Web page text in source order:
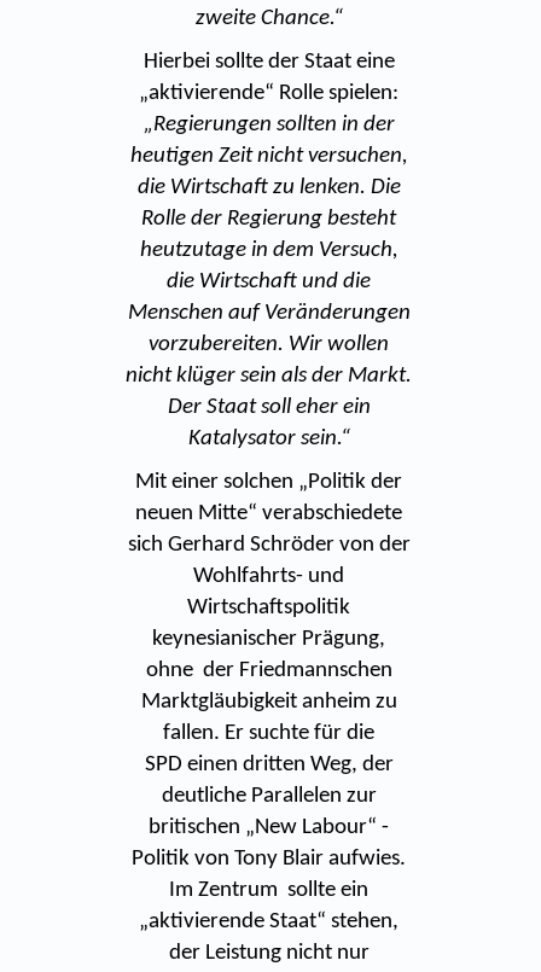
zweite Chance.“
Hierbei sollte der Staat eine
„aktivierende“ Rolle spielen:
„Regierungen sollten in der
heutigen Zeit nicht versuchen,
die Wirtschaft zu lenken. Die
Rolle der Regierung besteht
heutzutage in dem Versuch,
die Wirtschaft und die
Menschen auf Veränderungen
vorzubereiten. Wir wollen
nicht klüger sein als der Markt.
Der Staat soll eher ein
Katalysator sein.“
Mit einer solchen „Politik der
neuen Mitte“ verabschiedete
sich Gerhard Schröder von der
Wohlfahrts- und
Wirtschaftspolitik
keynesianischer Prägung,
ohne der Friedmannschen
Marktgläubigkeit anheim zu
fallen. Er suchte für die
SPD einen dritten Weg, der
deutliche Parallelen zur
britischen „New Labour“ -
Politik von Tony Blair aufwies.
Im Zentrum sollte ein
„aktivierende Staat“ stehen,
der Leistung nicht nur